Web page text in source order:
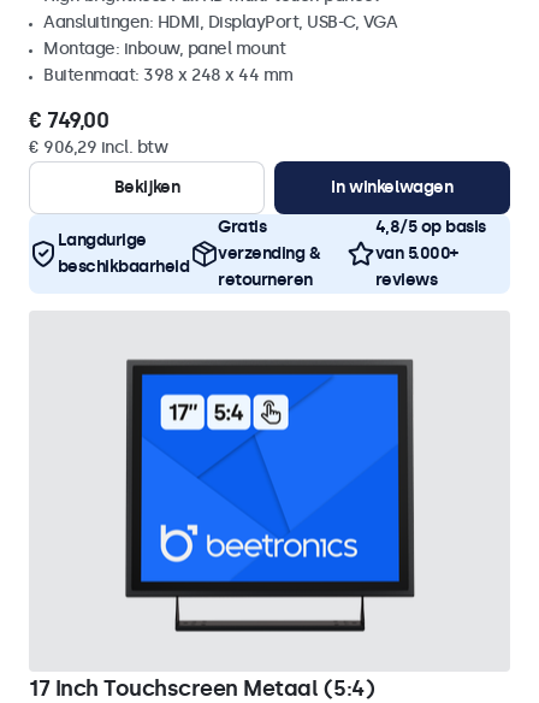
Aansluitingen: HDMI, DisplayPort, USB-C, VGA
Montage: inbouw, panel mount
Buitenmaat: 398 x 248 x 44 mm
€ 749,00
€ 906,29 incl. btw
Bekijken
In winkelwagen
Langdurige
beschikbaarheid
Gratis
verzending &
retourneren
4,8/5 op basis
van 5.000+
reviews
17 Inch Touchscreen Metaal (5:4)